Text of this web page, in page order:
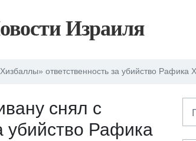
Израиля
ответственность за убийство Рафика
снял с
убийство Рафика